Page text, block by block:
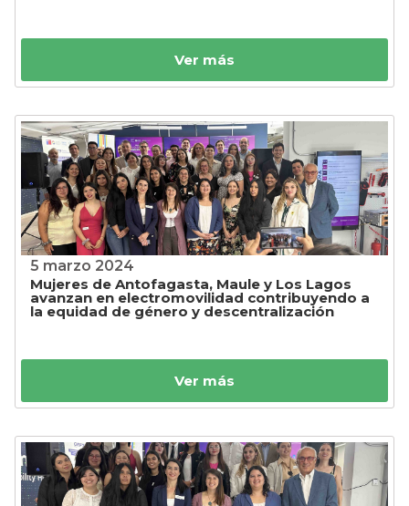
Ver más
5 marzo 2024
Mujeres de Antofagasta, Maule y Los Lagos
avanzan en electromovilidad contribuyendo a
la equidad de género y descentralización
Ver más